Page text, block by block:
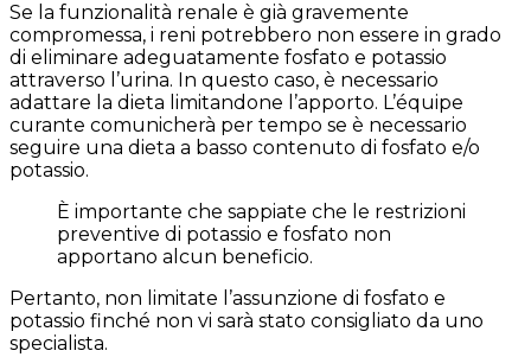
Se la funzionalità renale è già gravemente
compromessa, i reni potrebbero non essere in grado
di eliminare adeguatamente fosfato e potassio
attraverso l’urina. In questo caso, è necessario
adattare la dieta limitandone l’apporto. L’équipe
curante comunicherà per tempo se è necessario
seguire una dieta a basso contenuto di fosfato e/o
potassio.
È importante che sappiate che le restrizioni
preventive di potassio e fosfato non
apportano alcun beneficio.
Pertanto, non limitate l’assunzione di fosfato e
potassio finché non vi sarà stato consigliato da uno
specialista.